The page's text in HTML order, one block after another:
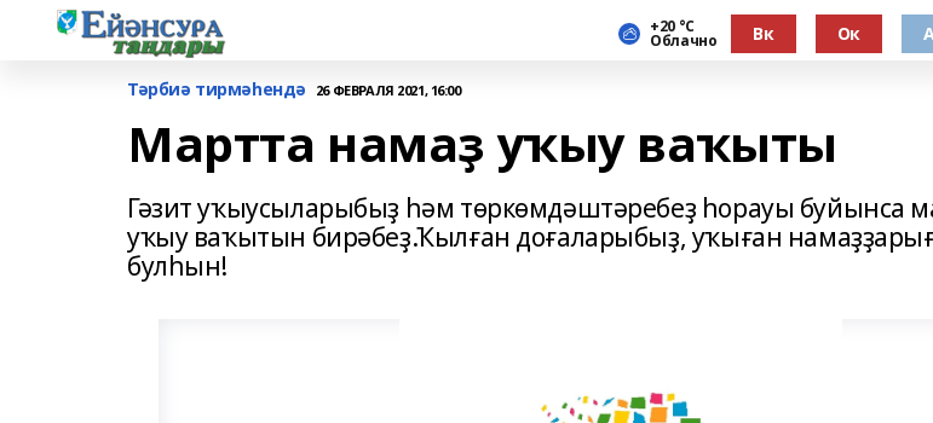
+20 °С
Облачно Вк Ок
Тәрбиә тирмәһендә 26 ФЕВРАЛЯ 2021, 16:00
Мартта намаҙ уҡыу ваҡыты
Гәзит уҡыусыларыбыҙ һәм төркөмдәштәребеҙ һорауы буйынса
уҡыу ваҡытын бирәбеҙ.Ҡылған доғаларыбыҙ, уҡыған
булһын!